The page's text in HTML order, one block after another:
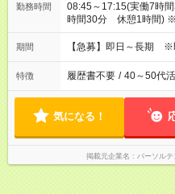
勤務時間
08:45～17:15(実働7時
時間30分 休憩1時間) ※
ります☆研修期間は9～
期間 【急募】即日～長期 ※
特徴 履歴書不要 / 40～50代
気になる！
掲載元企業名 パーソル